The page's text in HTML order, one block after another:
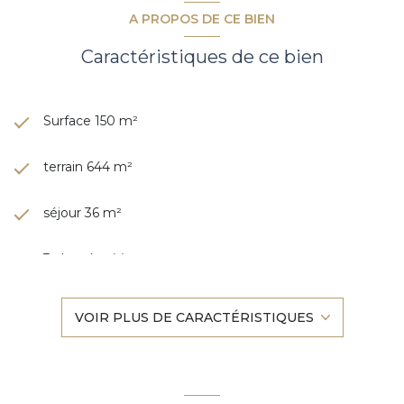
A PROPOS DE CE BIEN
Caractéristiques de ce bien
Surface 150 m²
terrain 644 m²
séjour 36 m²
3 chambre(s)
VOIR PLUS DE CARACTÉRISTIQUES